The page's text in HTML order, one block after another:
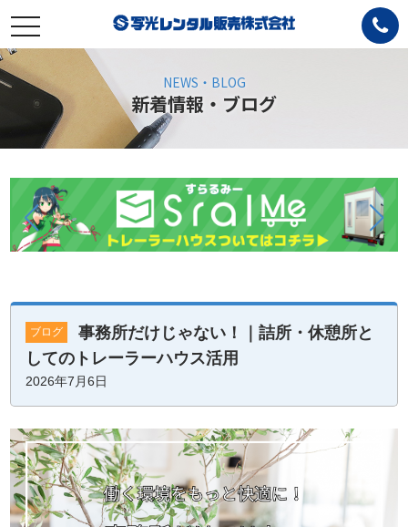
toggle
navigation
NEWS・BLOG
新着情報・ブログ
ブログ
事務所だけじゃない！｜詰所・休憩所と
してのトレーラーハウス活用
2026年7月6日